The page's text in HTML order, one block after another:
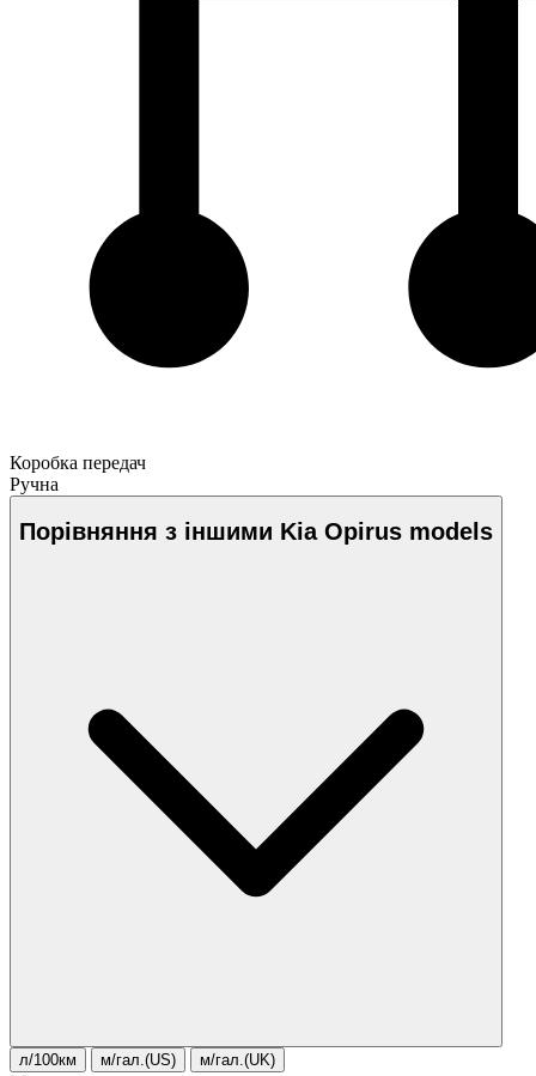
Коробка передач
Ручна
Порівняння з іншими Kia Opirus models
л/100км м/гал.(US) м/гал.(UK)